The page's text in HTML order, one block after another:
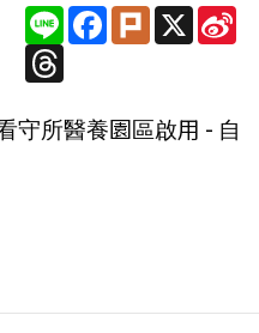
Line Facebook
PlurkX
Threads
守所醫養園區啟用 - 自